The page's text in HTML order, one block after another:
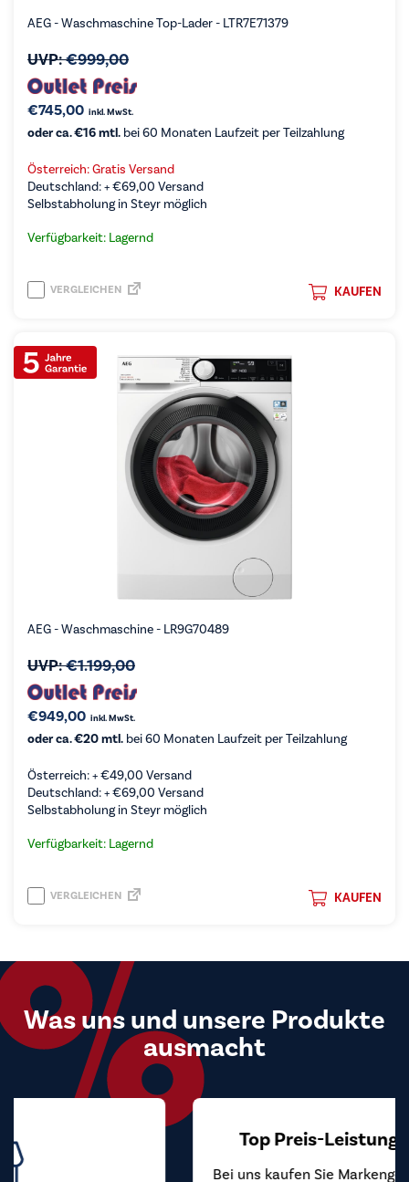
AEG - Waschmaschine Top-Lader - LTR7E71379
UVP:€999,00
€745,00 inkl. MwSt.
oder ca. €16 mtl. bei 60 Monaten Laufzeit per Teilzahlung
Österreich: Gratis Versand
Deutschland: +€69,00 Versand
Selbstabholung in Steyr möglich
Verfügbarkeit: Lagernd
KAUFEN
VERGLEICHEN
AEG - Waschmaschine - LR9G70489
UVP:€1.199,00
€949,00 inkl. MwSt.
oder ca. €20 mtl. bei 60 Monaten Laufzeit per Teilzahlung
Österreich: +€49,00 Versand
Deutschland: +€69,00 Versand
Selbstabholung in Steyr möglich
Verfügbarkeit: Lagernd
KAUFEN
VERGLEICHEN
Was uns und unsere Produkte
ausmacht